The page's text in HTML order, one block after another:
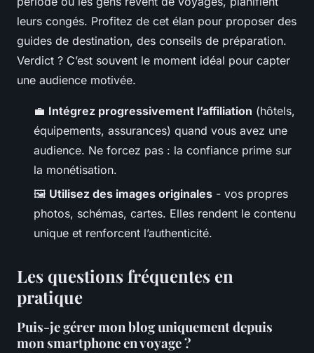
leurs congés. Profitez de cet élan pour proposer des
guides de destination, des conseils de préparation.
Verdict ? C’est souvent le moment idéal pour capter
une audience motivée.
💼 Intégrez progressivement l’affiliation (hôtels,
équipements, assurances) quand vous avez une
audience. Ne forcez pas : la confiance prime sur
la monétisation.
🖼️ Utilisez des images originales - vos propres
photos, schémas, cartes. Elles rendent le contenu
unique et renforcent l’authenticité.
Les questions fréquentes en
pratique
Puis-je gérer mon blog uniquement depuis
mon smartphone en voyage ?